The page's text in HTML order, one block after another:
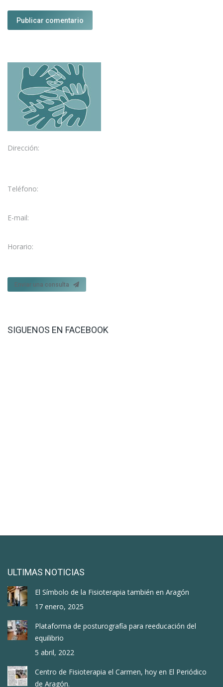
Publicar comentario
Dirección:
Teléfono:
E-mail:
Horario:
Enviar una consulta
SIGUENOS EN FACEBOOK
ULTIMAS NOTICIAS
El Símbolo de la Fisioterapia también en Aragón
17 enero, 2025
Plataforma de posturografía para reeducación del
equilibrio
5 abril, 2022
Centro de Fisioterapia el Carmen, hoy en El Periódico
de Aragón.